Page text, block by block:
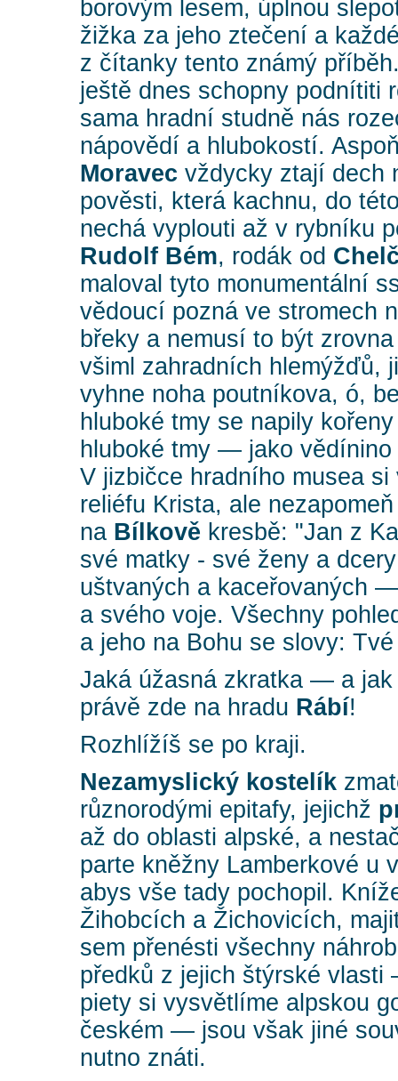
borovým lesem, úplnou
žižka za jeho ztečení a
z čítanky tento známý
ještě dnes schopny podnítiti
sama hradní studně nás
nápovědí a hlubokostí.
Moravec vždycky ztají dech
pověsti, která kachnu, do
nechá vyplouti až v rybníku
Rudolf Bém, rodák od
maloval tyto monumentální
vědoucí pozná ve stromech
břeky a nemusí to být
všiml zahradních hlemýžďů,
vyhne noha poutníkova, ó,
hluboké tmy se napily
hluboké tmy — jako
V jizbičce hradního musea si
reliéfu Krista, ale
na Bílkově kresbě: "Jan z
své matky - své ženy a
uštvaných a kaceřovaných
a svého voje. Všechny
a jeho na Bohu se slovy:
Jaká úžasná zkratka — a jak
právě zde na hradu Rábí!
Rozhlížíš se po kraji.
Nezamyslický kostelík
různorodými epitafy, jejichž
až do oblasti alpské, a
parte kněžny Lamberkové u
abys vše tady pochopil.
Žihobcích a Žichovicích,
sem přenésti všechny
předků z jejich štýrské
piety si vysvětlíme alpskou
českém — jsou však jiné
nutno znáti.